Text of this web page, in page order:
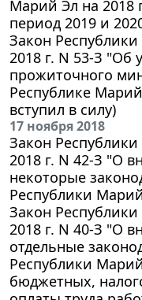
Марий Эл на 2018
период 2019 и
Закон
2018 г. N 53-З "Об
прожиточного
Республике
вступил в силу)
17 ноября 2018
Закон
2018 г. N 42-З "О
некоторые
Республики
Закон
2018 г. N 40-З "О
отдельные
Республики
бюджетных,